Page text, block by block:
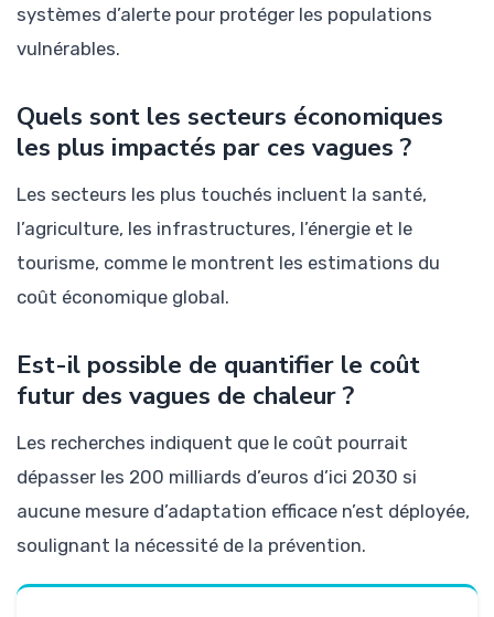
systèmes d’alerte pour protéger les populations
vulnérables.
Quels sont les secteurs économiques
les plus impactés par ces vagues ?
Les secteurs les plus touchés incluent la santé,
l’agriculture, les infrastructures, l’énergie et le
tourisme, comme le montrent les estimations du
coût économique global.
Est-il possible de quantifier le coût
futur des vagues de chaleur ?
Les recherches indiquent que le coût pourrait
dépasser les 200 milliards d’euros d’ici 2030 si
aucune mesure d’adaptation efficace n’est déployée,
soulignant la nécessité de la prévention.